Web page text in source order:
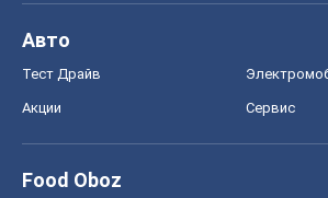
Авто
Тест Драйв
Акции Сервис
Food Oboz